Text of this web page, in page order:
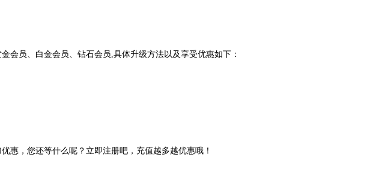
会员、白金会员、钻石会员,具体升级方法以及享受优惠如下：
惠，您还等什么呢？立即注册吧，充值越多越优惠哦！